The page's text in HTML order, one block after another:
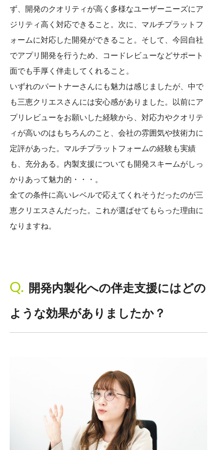
ず、開発のクオリティが高く多様なユーザーニーズにア
ジリティ高く対応できること。次に、マルチプラットフ
ォームに対応した開発ができること。そして、今回自社
でアプリ開発を行うため、コードレビューなどサポート
面でも手厚く伴走してくれること。
いずれのパートナーさんにも魅力は感じましたが、中で
も三恵クリエスさんには安心感がありました。以前にア
プリレビューをお願いした経験から、対応力やクオリテ
ィが高いのはもちろんのこと、会社の雰囲気や技術力に
定評があった。マルチプラットフォームの経験も実績
も、充分ある。内製支援についても開発スキームがしっ
かりあって魅力的・・・。
全ての条件に高いレベルで応えてくれそうだったのが三
恵クリエスさんだった。これが選ばせてもらった理由に
なりますね。
開発内製化への伴走支援にはどの
ような効果がありましたか？